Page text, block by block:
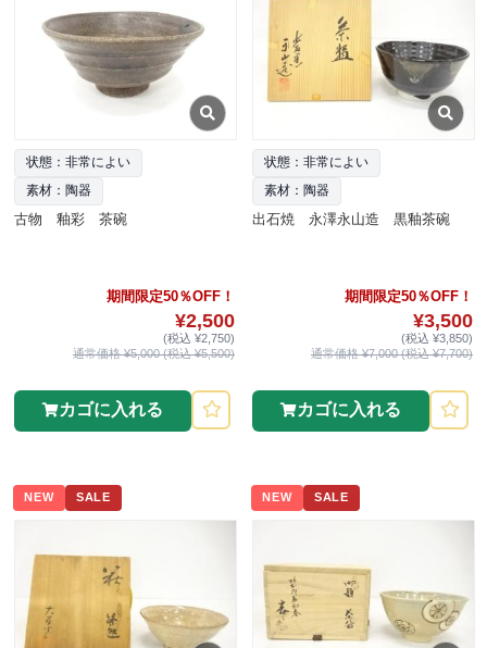
状態：非常によい
素材：陶器
古物 釉彩 茶碗
期間限定50％OFF！
¥2,500
(税込 ¥2,750)
通常価格 ¥5,000 (税込 ¥5,500)
カゴに入れる
状態：非常によい
素材：陶器
出石焼 永澤永山造 黒釉茶碗
期間限定50％OFF！
¥3,500
(税込 ¥3,850)
通常価格 ¥7,000 (税込 ¥7,700)
カゴに入れる
NEW SALE NEW SALE